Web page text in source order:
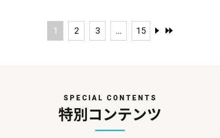
1 2 3 ... 15
SPECIAL CONTENTS
特別コンテンツ